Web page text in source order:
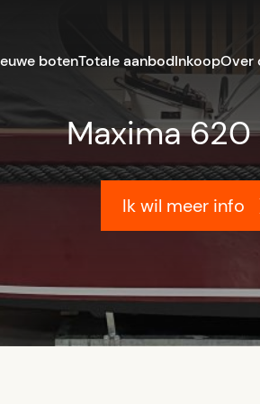
botenTotale aanbodInkoopOver
Maxima 620
Ik wil meer info